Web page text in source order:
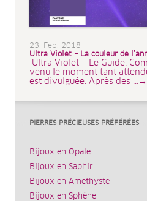
23. Feb. 2018
Ultra Violet – La couleur de
Ultra Violet – Le Guide.
venu le moment tant
est divulguée. Après des ...→
PIERRES PRÉCIEUSES PRÉFÉRÉES
Bijoux en Opale
Bijoux en Saphir
Bijoux en Améthyste
Bijoux en Sphène